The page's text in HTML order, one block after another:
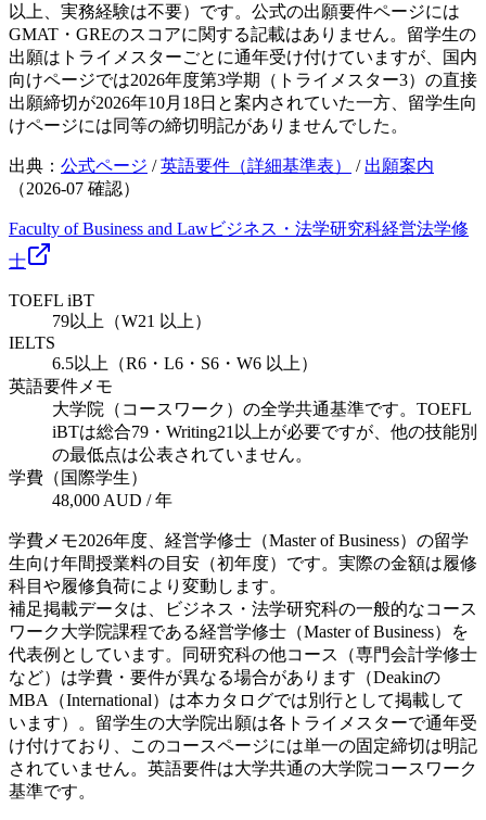
以上、実務経験は不要）です。公式の出願要件ページには
GMAT・GREのスコアに関する記載はありません。留学生の
出願はトライメスターごとに通年受け付けていますが、国内
向けページでは2026年度第3学期（トライメスター3）の直接
出願締切が2026年10月18日と案内されていた一方、留学生向
けページには同等の締切明記がありませんでした。
出典： 公式ページ /英語要件（詳細基準表） / 出願案内
（2026-07 確認）
Faculty of Business and Lawビジネス・法学研究科経営法学修
士
TOEFL iBT
79以上（W21 以上）
IELTS
6.5以上（R6・L6・S6・W6 以上）
英語要件メモ
大学院（コースワーク）の全学共通基準です。TOEFL
iBTは総合79・Writing21以上が必要ですが、他の技能別
の最低点は公表されていません。
学費（国際学生）
48,000 AUD / 年
学費メモ2026年度、経営学修士（Master of Business）の留学
生向け年間授業料の目安（初年度）です。実際の金額は履修
科目や履修負荷により変動します。
補足掲載データは、ビジネス・法学研究科の一般的なコース
ワーク大学院課程である経営学修士（Master of Business）を
代表例としています。同研究科の他コース（専門会計学修士
など）は学費・要件が異なる場合があります（Deakinの
MBA（International）は本カタログでは別行として掲載して
います）。留学生の大学院出願は各トライメスターで通年受
け付けており、このコースページには単一の固定締切は明記
されていません。英語要件は大学共通の大学院コースワーク
基準です。